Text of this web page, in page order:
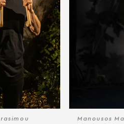
Manousos